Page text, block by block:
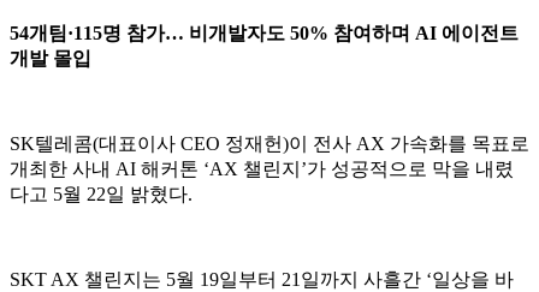
54개팀·115명 참가… 비개발자도 50% 참여하며 AI 에이전트
개발 몰입
SK텔레콤(대표이사 CEO 정재헌)이 전사 AX 가속화를 목표로
개최한 사내 AI 해커톤 ‘AX 챌린지’가 성공적으로 막을 내렸
다고 5월 22일 밝혔다.
SKT AX 챌린지는 5월 19일부터 21일까지 사흘간 ‘일상을 바